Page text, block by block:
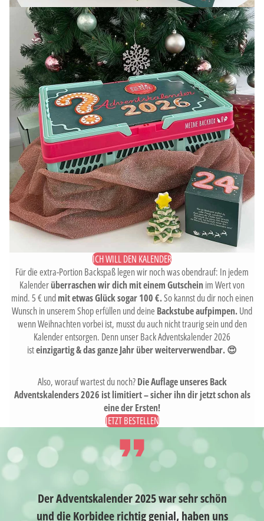
ICH WILL DEN KALENDER
Für die extra-Portion Backspaß legen wir noch was obendrauf: In jedem
Kalenderüberraschen wir dich mit einem Gutschein im Wert von
mind. 5 € undmit etwas Glück sogar 100 €.So kannst du dir noch einen
Wunsch in unserem Shop erfüllen und deine Backstube aufpimpen.Und
wenn Weihnachten vorbei ist, musst du auch nicht traurig sein und den
Kalender entsorgen. Denn unser Back Adventskalender 2026
isteinzigartig & das ganze Jahr über weiterverwendbar. 😍
Also, worauf wartest du noch?Die Auflage unseres Back
Adventskalenders 2026 ist limitiert – sicher ihn dir jetzt schon als
eine der Ersten!
JETZT BESTELLEN
Der Adventskalender 2025 war sehr schön
und die Korbidee richtig genial, haben uns